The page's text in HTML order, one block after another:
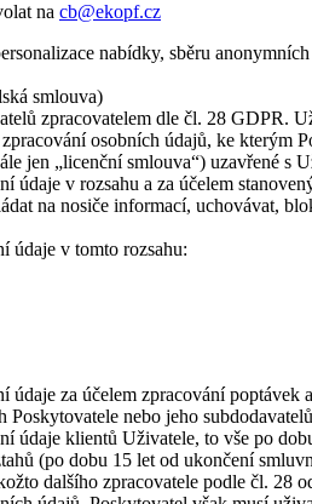
na cb@ekopf.cz
nabídky, sběru
smlouva)
zpracovatelem dle čl. 28 GDPR.
osobních údajů, ke kterým
jen „licenční smlouva“) uzavřené s
údaje v rozsahu a za účelem
na nosiče informací, uchovávat,
údaje v tomto rozsahu:
údaje za účelem zpracování
nebo jeho
údaje klientů Uživatele, to vše po
(po dobu 15 let od ukončení
dalšího zpracovatele podle čl.